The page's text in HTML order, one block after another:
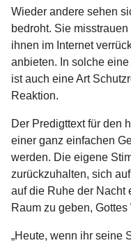
Wieder andere sehen
bedroht. Sie
ihnen im Internet
anbieten. In solche
ist auch eine Art
Reaktion.
Der Predigttext für den
einer ganz einfachen
werden. Die eigene
zurückzuhalten, sich
auf die Ruhe der Nacht
Raum zu geben,
„Heute, wenn ihr seine